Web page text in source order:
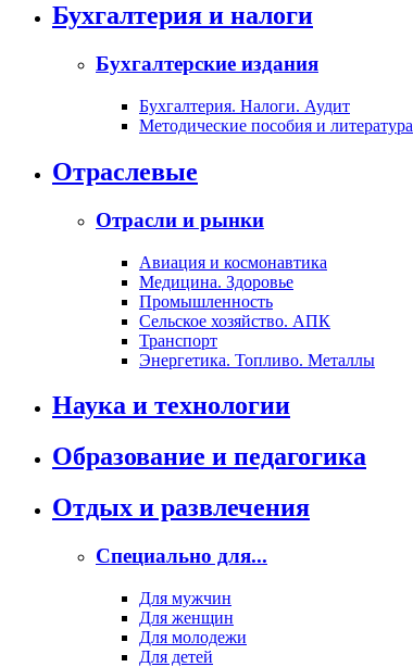
Бухгалтерия и налоги
Бухгалтерские издания
Бухгалтерия. Налоги. Аудит
Методические пособия и литература
Отраслевые
Отрасли и рынки
Авиация и космонавтика
Медицина. Здоровье
Промышленность
Сельское хозяйство. АПК
Транспорт
Энергетика. Топливо. Металлы
Наука и технологии
Образование и педагогика
Отдых и развлечения
Специально для...
Для мужчин
Для женщин
Для молодежи
Для детей